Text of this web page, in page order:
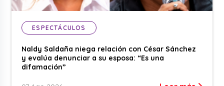
ESPECTÁCULOS
Naldy Saldaña niega relación con César Sánchez
y evalúa denunciar a su esposa: “Es una
difamación”